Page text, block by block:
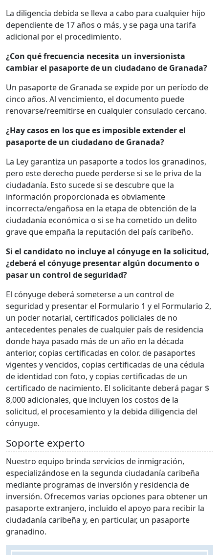
La diligencia debida se lleva a cabo para cualquier hijo
dependiente de 17 años o más, y se paga una tarifa
adicional por el procedimiento.
¿Con qué frecuencia necesita un inversionista
cambiar el pasaporte de un ciudadano de Granada?
Un pasaporte de Granada se expide por un período de
cinco años. Al vencimiento, el documento puede
renovarse/reemitirse en cualquier consulado cercano.
¿Hay casos en los que es imposible extender el
pasaporte de un ciudadano de Granada?
La Ley garantiza un pasaporte a todos los granadinos,
pero este derecho puede perderse si se le priva de la
ciudadanía. Esto sucede si se descubre que la
información proporcionada es obviamente
incorrecta/engañosa en la etapa de obtención de la
ciudadanía económica o si se ha cometido un delito
grave que empaña la reputación del país caribeño.
Si el candidato no incluye al cónyuge en la solicitud,
¿deberá el cónyuge presentar algún documento o
pasar un control de seguridad?
El cónyuge deberá someterse a un control de
seguridad y presentar el Formulario 1 y el Formulario 2,
un poder notarial, certificados policiales de no
antecedentes penales de cualquier país de residencia
donde haya pasado más de un año en la década
anterior, copias certificadas en color. de pasaportes
vigentes y vencidos, copias certificadas de una cédula
de identidad con foto, y copias certificadas de un
certificado de nacimiento. El solicitante deberá pagar $
8,000 adicionales, que incluyen los costos de la
solicitud, el procesamiento y la debida diligencia del
cónyuge.
Soporte experto
Nuestro equipo brinda servicios de inmigración,
especializándose en la segunda ciudadanía caribeña
mediante programas de inversión y residencia de
inversión. Ofrecemos varias opciones para obtener un
pasaporte extranjero, incluido el apoyo para recibir la
ciudadanía caribeña y, en particular, un pasaporte
granadino.